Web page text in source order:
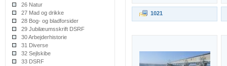
26 Natur
27 Mad og drikke
28 Bog- og bladforsider
29 Jubilæumsskrift DSRF
30 Arbejderhistorie
31 Diverse
32 Sejlskibe
33 DSRF
1021